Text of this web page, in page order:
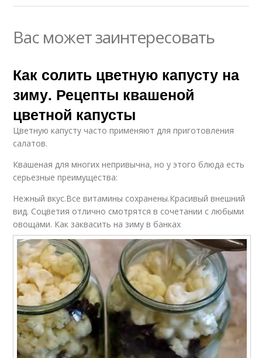
Вас может заинтересовать
Как солить цветную капусту на
зиму. Рецепты квашеной
цветной капусты
Цветную капусту часто применяют для приготовления
салатов.
Квашеная для многих непривычна, но у этого блюда есть
серьезные преимущества:
Нежный вкус.Все витамины сохранены.Красивый внешний
вид. Соцветия отлично смотрятся в сочетании с любыми
овощами. Как заквасить на зиму в банках